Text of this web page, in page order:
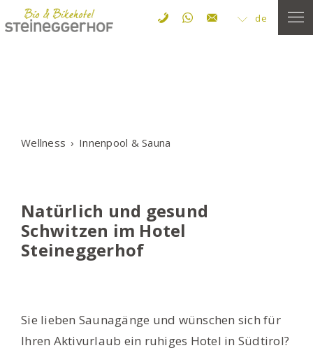
de
Wellness Innenpool & Sauna
Natürlich und gesund
Schwitzen im Hotel
Steineggerhof
Sie lieben Saunagänge und wünschen sich für
Ihren Aktivurlaub ein ruhiges Hotel in Südtirol?